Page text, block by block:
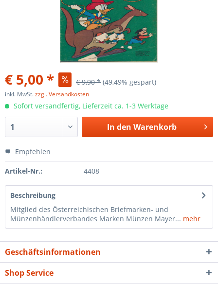
€ 5,00 * € 9,90 * (49,49% gespart)
inkl. MwSt.zzgl. Versandkosten
Sofort versandfertig, Lieferzeit ca. 1-3 Werktage
In den Warenkorb
Empfehlen
Artikel-Nr.: 4408
Beschreibung
Mitglied des Österreichischen Briefmarken- und
Münzenhändlerverbandes Marken Münzen Mayer... mehr
Geschäftsinformationen
Shop Service